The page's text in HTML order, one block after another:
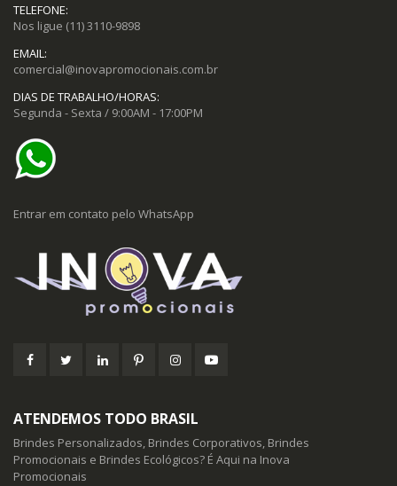
TELEFONE:
Nos ligue (11) 3110-9898
EMAIL:
comercial@inovapromocionais.com.br
DIAS DE TRABALHO/HORAS:
Segunda - Sexta / 9:00AM - 17:00PM
Entrar em contato pelo WhatsApp
ATENDEMOS TODO BRASIL
Brindes Personalizados, Brindes Corporativos, Brindes
Promocionais e Brindes Ecológicos? É Aqui na Inova
Promocionais